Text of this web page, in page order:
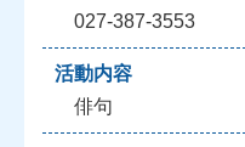
027-387-3553
活動内容
俳句